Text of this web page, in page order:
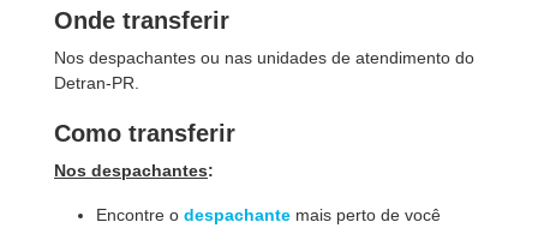
Onde transferir
Nos despachantes ou nas unidades de atendimento do
Detran-PR.
Como transferir
Nos despachantes:
Encontre o despachante mais perto de você